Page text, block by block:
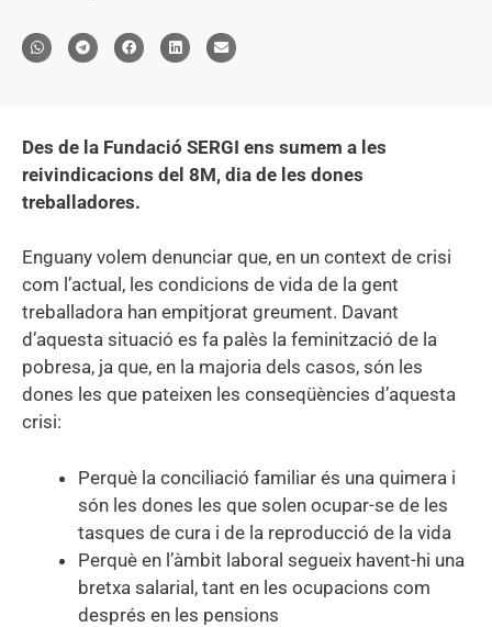
Des de la Fundació SERGI ens sumem a les
reivindicacions del 8M, dia de les dones
treballadores.
Enguany volem denunciar que, en un context de crisi
com l’actual, les condicions de vida de la gent
treballadora han empitjorat greument. Davant
d’aquesta situació es fa palès la feminització de la
pobresa, ja que, en la majoria dels casos, són les
dones les que pateixen les conseqüències d’aquesta
crisi:
Perquè la conciliació familiar és una quimera i
són les dones les que solen ocupar-se de les
tasques de cura i de la reproducció de la vida
Perquè en l’àmbit laboral segueix havent-hi una
bretxa salarial, tant en les ocupacions com
després en les pensions